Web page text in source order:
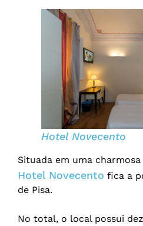
Hotel Novecento
Situada em uma
Hotel Novecento fica a
de Pisa.
No total, o local possui